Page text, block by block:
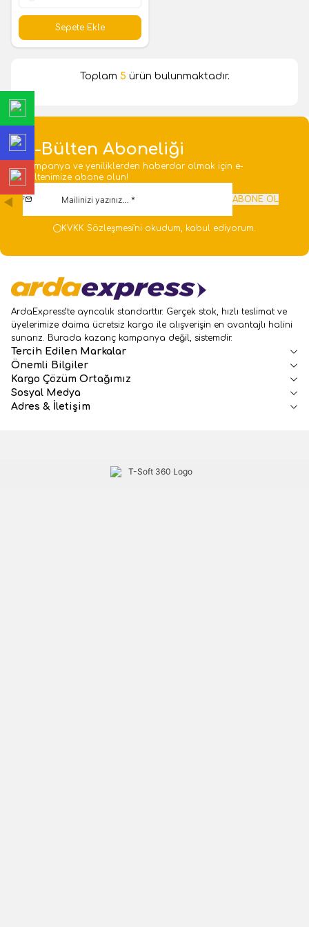
1 Adet
Sepete Ekle
Toplam 5 ürün bulunmaktadır.
E-Bülten Aboneliği
Kampanya ve yeniliklerden haberdar olmak için e-
bültenimize abone olun!
ABONE OL
KVKK Sözleşmesi'ni okudum, kabul ediyorum.
ArdaExpress’te ayrıcalık standarttır. Gerçek stok, hızlı teslimat ve
üyelerimize daima ücretsiz kargo ile alışverişin en avantajlı halini
sunarız. Burada kazanç kampanya değil, sistemdir.
Tercih Edilen Markalar
Önemli Bilgiler
Kargo Çözüm Ortağımız
Sosyal Medya
Adres & İletişim